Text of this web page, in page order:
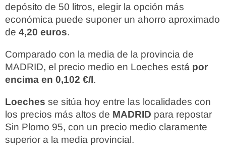
depósito de 50 litros, elegir la opción más
económica puede suponer un ahorro aproximado
de 4,20 euros.
Comparado con la media de la provincia de
MADRID, el precio medio en Loeches está por
encima en 0,102 €/l.
Loeches se sitúa hoy entre las localidades con
los precios más altos de MADRID para repostar
Sin Plomo 95, con un precio medio claramente
superior a la media provincial.